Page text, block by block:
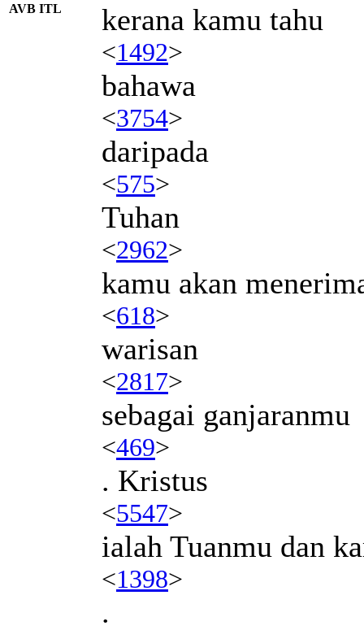
AVB ITL kerana kamu tahu
<1492>
bahawa
<3754>
daripada
<575>
Tuhan
<2962>
kamu akan
<618>
warisan
<2817>
sebagai ganjaranmu
<469>
. Kristus
<5547>
ialah Tuanmu dan
<1398>
.